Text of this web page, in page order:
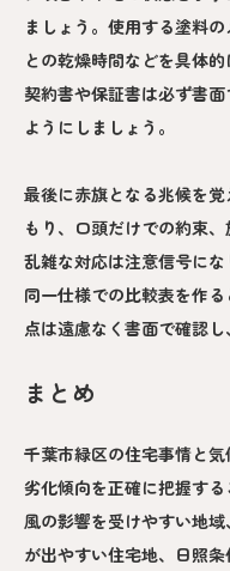
ましょう。使用する塗料
との乾燥時間などを具体
契約書や保証書は必ず書
ようにしましょう。
最後に赤旗となる兆候を
もり、口頭だけでの約束
乱雑な対応は注意信号にな
同一仕様での比較表を作
点は遠慮なく書面で確認
まとめ
千葉市緑区の住宅事情と
劣化傾向を正確に把握す
風の影響を受けやすい地
が出やすい住宅地、日照